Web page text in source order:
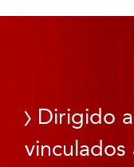
Dirigido
vinculados